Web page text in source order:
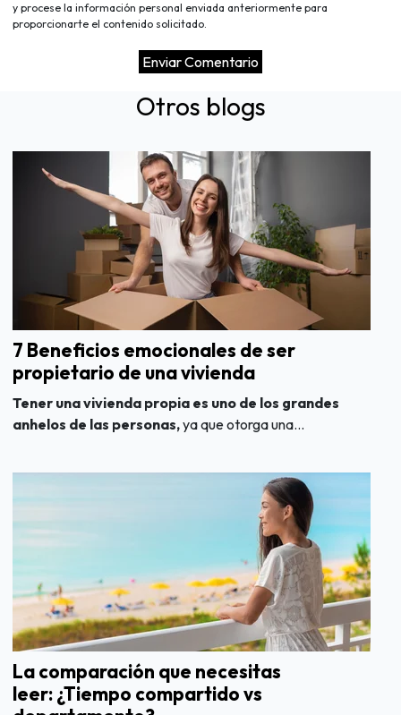
y procese la información personal enviada anteriormente para
proporcionarte el contenido solicitado.
Otros blogs
7 Beneficios emocionales de ser
propietario de una vivienda
Tener una vivienda propia es uno de los grandes
anhelos de las personas,ya que otorga una...
La comparación que necesitas
leer: ¿Tiempo compartido vs